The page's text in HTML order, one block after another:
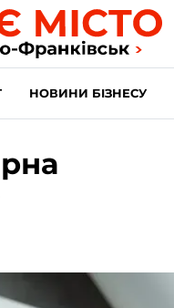
НОВИНИ БІЗНЕСУ